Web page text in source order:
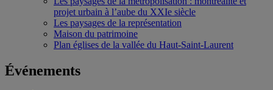
projet urbain à l’aube du XXIe siècle
Les paysages de la représentation
Maison du patrimoine
Plan églises de la vallée du Haut-Saint-Laurent
Événements